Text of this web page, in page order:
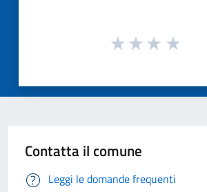
Contatta il comune
Leggi le domande frequenti